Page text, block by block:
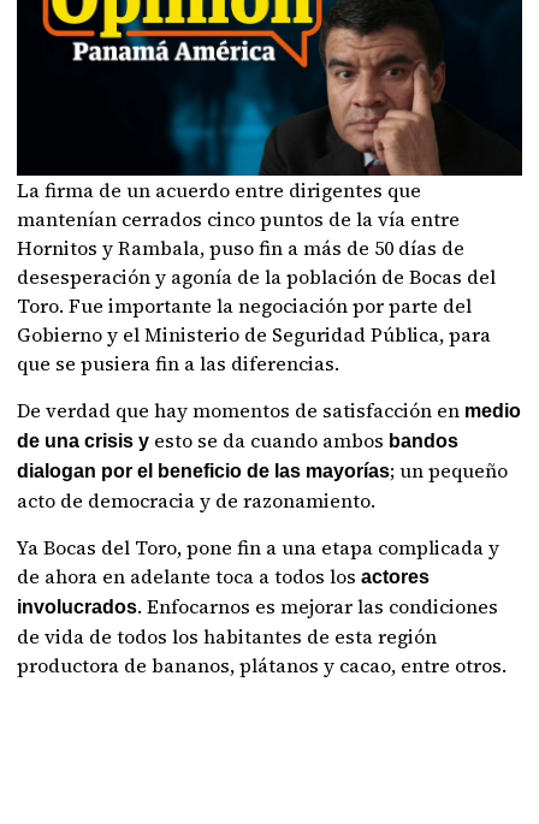
La firma de un acuerdo entre dirigentes que
mantenían cerrados cinco puntos de la vía entre
Hornitos y Rambala, puso fin a más de 50 días de
desesperación y agonía de la población de Bocas del
Toro. Fue importante la negociación por parte del
Gobierno y el Ministerio de Seguridad Pública, para
que se pusiera fin a las diferencias.
De verdad que hay momentos de satisfacción en medio
de una crisis y esto se da cuando ambos bandos
dialogan por el beneficio de las mayorías; un pequeño
acto de democracia y de razonamiento.
Ya Bocas del Toro, pone fin a una etapa complicada y
de ahora en adelante toca a todos los actores
involucrados. Enfocarnos es mejorar las condiciones
de vida de todos los habitantes de esta región
productora de bananos, plátanos y cacao, entre otros.